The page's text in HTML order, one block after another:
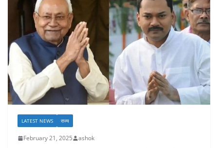
LATEST NEWS राज्य
February 21, 2025 ashok